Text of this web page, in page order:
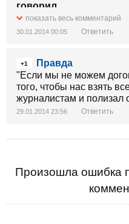
говорил
которые мне мешают
https://
Глава МВД Захарченко
Милиционер-
https://
показать весь комментарий
30.01.2014 00:05 Ответить
+1
Правда
"Если мы не можем
того, чтобы нас взять
журналистам и полизал
29.01.2014 23:56 Ответить
Произошла ошибка